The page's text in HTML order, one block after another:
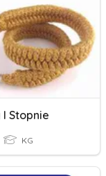
I Stopnie
KG